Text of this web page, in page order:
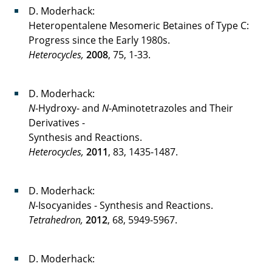
D. Moderhack:
Heteropentalene Mesomeric Betaines of Type C:
Progress since the Early 1980s.
Heterocycles, 2008, 75, 1-33.
D. Moderhack:
N-Hydroxy- and N-Aminotetrazoles and Their
Derivatives -
Synthesis and Reactions.
Heterocycles, 2011, 83, 1435-1487.
D. Moderhack:
N-Isocyanides - Synthesis and Reactions.
Tetrahedron, 2012, 68, 5949-5967.
D. Moderhack: